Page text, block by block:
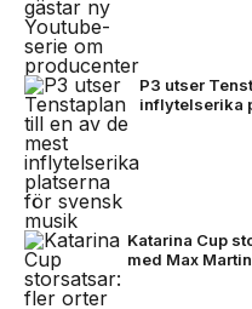
P3 utser
inflytelserika
Katarina Cup
med Max Martin